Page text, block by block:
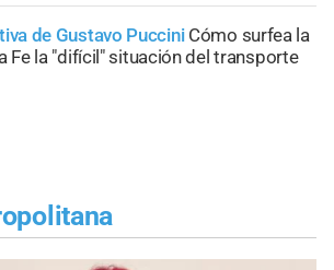
de Gustavo Puccini Cómo surfea la
Fe la "difícil" situación del transporte